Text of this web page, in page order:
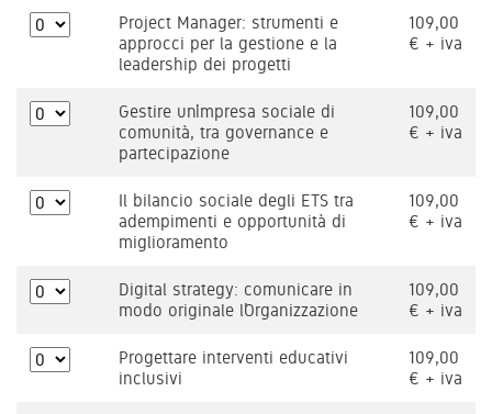
Project Manager: strumenti e
approcci per la gestione e la
leadership dei progetti
109,00
€ + iva
Gestire un’impresa sociale di
comunità, tra governance e
partecipazione
109,00
€ + iva
Il bilancio sociale degli ETS tra
adempimenti e opportunità di
miglioramento
109,00
€ + iva
Digital strategy: comunicare in
modo originale l’Organizzazione
109,00
€ + iva
Progettare interventi educativi
inclusivi
109,00
€ + iva